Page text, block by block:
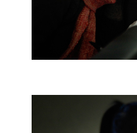
第三条
参加本次活动人员
上）未成年人必须
第四条
安全保险。活动中
担人身事故的任何
第三条
参加本次活动人员
上）未成年人必须
第四条
安全保险。活动中
担人身事故的任何
第三条
参加本次活动人员
上）未成年人必须
第四条
安全保险。活动中
担人身事故的任何